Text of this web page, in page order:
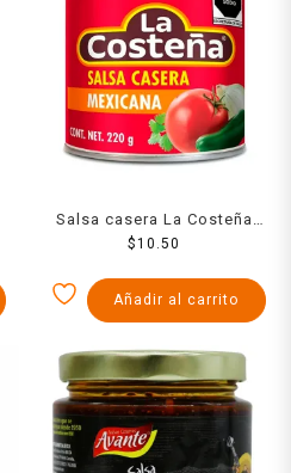
Salsa casera La Costeña
mexicana 220 g
$10.50
Añadir al carrito